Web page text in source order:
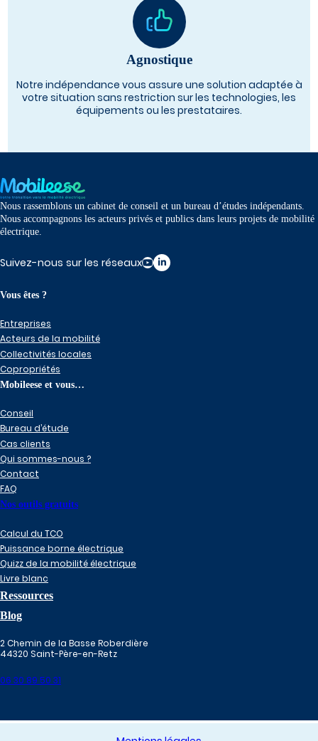
Agnostique
Notre indépendance vous assure une solution adaptée à
votre situation sans restriction sur les technologies, les
équipements ou les prestataires.
Nous rassemblons un cabinet de conseil et un bureau d’études indépendants.
Nous accompagnons les acteurs privés et publics dans leurs projets de mobilité
électrique.
Suivez-nous sur les réseaux
Vous êtes ?
Entreprises
Acteurs de la mobilité
Collectivités locales
Copropriétés
Mobileese et vous…
Conseil
Bureau d’étude
Cas clients
Qui sommes-nous ?
Contact
FAQ
Nos outils gratuits
Calcul du TCO
Puissance borne électrique
Quizz de la mobilité électrique
Livre blanc
Ressources
Blog
2 Chemin de la Basse Roberdière
44320 Saint-Père-en-Retz
06 30 89 50 31